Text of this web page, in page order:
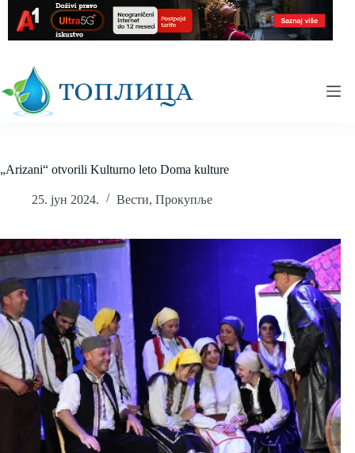
content
„Arizani“ otvorili Kulturno leto Doma kulture
25. јун 2024. Вести, Прокупље